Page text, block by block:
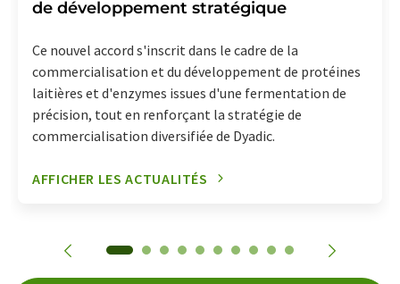
de développement stratégique
Ce nouvel accord s'inscrit dans le cadre de la
commercialisation et du développement de protéines
laitières et d'enzymes issues d'une fermentation de
précision, tout en renforçant la stratégie de
commercialisation diversifiée de Dyadic.
AFFICHER LES ACTUALITÉS